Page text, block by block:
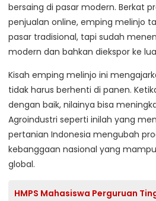
bersaing di pasar modern. Berkat
penjualan online, emping melinjo
pasar tradisional, tapi sudah
modern dan bahkan diekspor ke
Kisah emping melinjo ini
tidak harus berhenti di panen.
dengan baik, nilainya bisa
Agroindustri seperti inilah yang
pertanian Indonesia mengubah
kebanggaan nasional yang
global.
HMPS Mahasiswa Perguruan